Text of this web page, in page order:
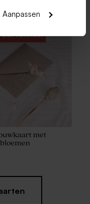
Aanpassen
ivoor
formaat
met